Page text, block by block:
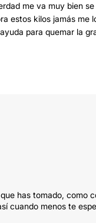
me va muy bien
estos kilos jamás me
para quemar la
has tomado, como
cuando menos te